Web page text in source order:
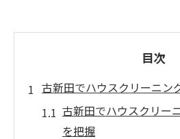
目次
古新田でハウスクリーニン
古新田でハウスクリー
を把握